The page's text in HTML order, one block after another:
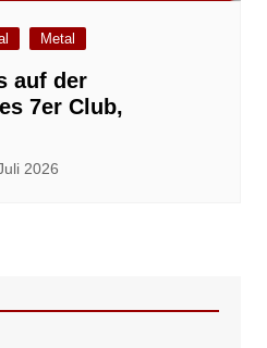
Metal
auf der
7er Club,
2026